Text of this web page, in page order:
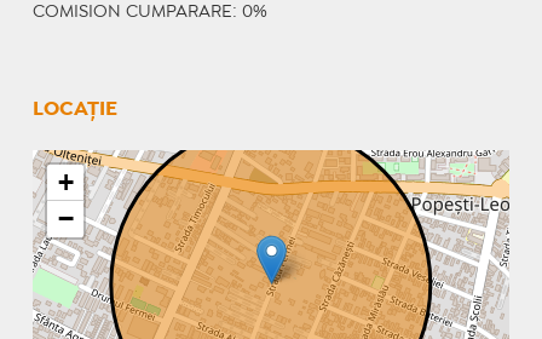
COMISION CUMPARARE: 0%
LOCAȚIE
+
−